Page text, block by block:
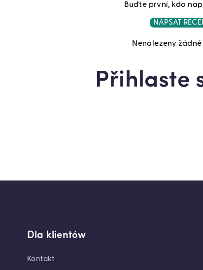
Buďte první, kdo
NAPSAT
Nenalezeny
Přihlaste
Dla klientów
Kontakt